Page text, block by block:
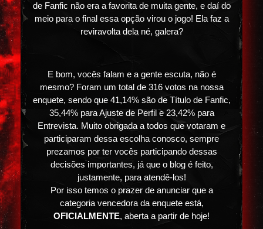
de Fanfic não era a favorita de muita gente, e daí do
meio para o final essa opção virou o jogo! Ela faz a
reviravolta dela né, galera?
E bom, vocês falam e a gente escuta, não é
mesmo? Foram um total de 316 votos na nossa
enquete, sendo que 41,14% são de Título de Fanfic,
35,44% para Ajuste de Perfil e 23,42% para
Entrevista. Muito obrigada a todos que votaram e
participaram dessa escolha conosco, sempre
prezamos por ter vocês participando dessas
decisões importantes, já que o blog é feito,
justamente, para atendê-los!
Por isso temos o prazer de anunciar que a
categoria vencedora da enquete está,
OFICIALMENTE, aberta a partir de hoje!